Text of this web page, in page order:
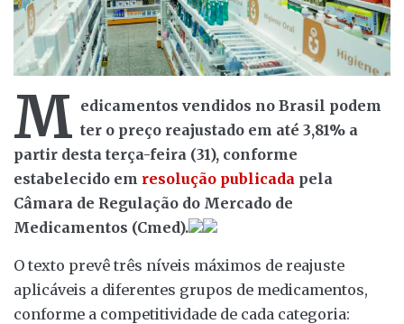
M edicamentos vendidos no Brasil podem
ter o preço reajustado em até 3,81% a
partir desta terça-feira (31), conforme
estabelecido em resolução publicada pela
Câmara de Regulação do Mercado de
Medicamentos (Cmed).
O texto prevê três níveis máximos de reajuste
aplicáveis a diferentes grupos de medicamentos,
conforme a competitividade de cada categoria: